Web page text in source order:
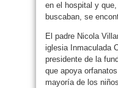
en el hospital y
buscaban, se
El padre Nicola
iglesia Inmaculada
presidente de la
que apoya
mayoría de los